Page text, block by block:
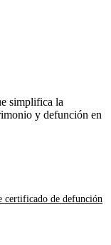
simplifica la
y defunción en
certificado de defunción